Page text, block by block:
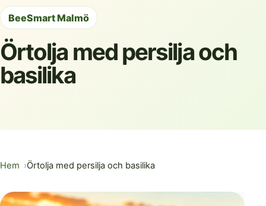
BeeSmart Malmö
Örtolja med persilja och
basilika
Hem Örtolja med persilja och basilika